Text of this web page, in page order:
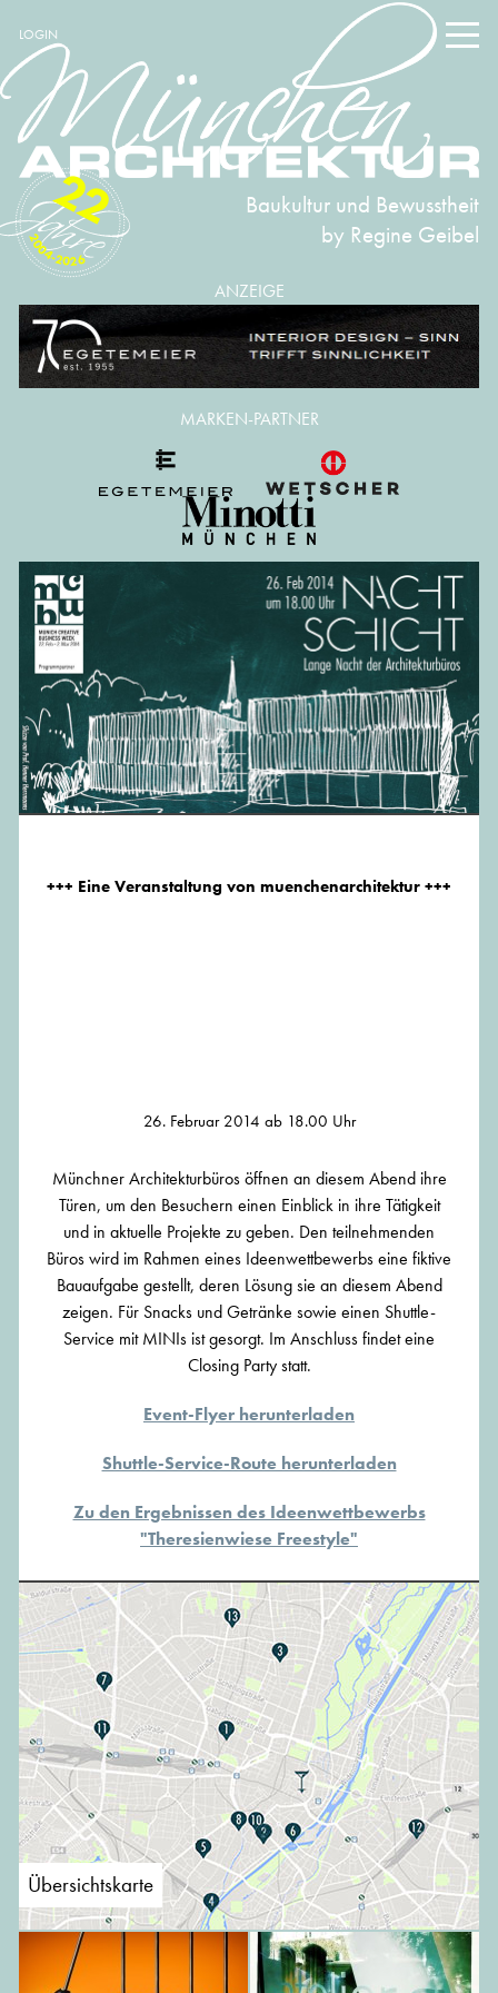
LOGIN
Baukultur und Bewusstheit
by Regine Geibel
2004-2026
22
ANZEIGE
+++ Eine Veranstaltung von muenchenarchitektur +++
26. Februar 2014 ab 18.00 Uhr
Münchner Architekturbüros öffnen an diesem Abend ihre
Türen, um den Besuchern einen Einblick in ihre Tätigkeit
und in aktuelle Projekte zu geben. Den teilnehmenden
Büros wird im Rahmen eines Ideenwettbewerbs eine fiktive
Bauaufgabe gestellt, deren Lösung sie an diesem Abend
zeigen. Für Snacks und Getränke sowie einen Shuttle-
Service mit MINIs ist gesorgt. Im Anschluss findet eine
Closing Party statt.
Event-Flyer herunterladen
Shuttle-Service-Route herunterladen
Zu den Ergebnissen des Ideenwettbewerbs
"Theresienwiese Freestyle"
Übersichtskarte